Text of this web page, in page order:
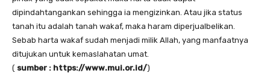
dipindahtangankan sehingga ia mengizinkan. Atau jika status
tanah itu adalah tanah wakaf, maka haram diperjualbelikan.
Sebab harta wakaf sudah menjadi milik Allah, yang manfaatnya
ditujukan untuk kemaslahatan umat.
( sumber : https://www.mui.or.id/)